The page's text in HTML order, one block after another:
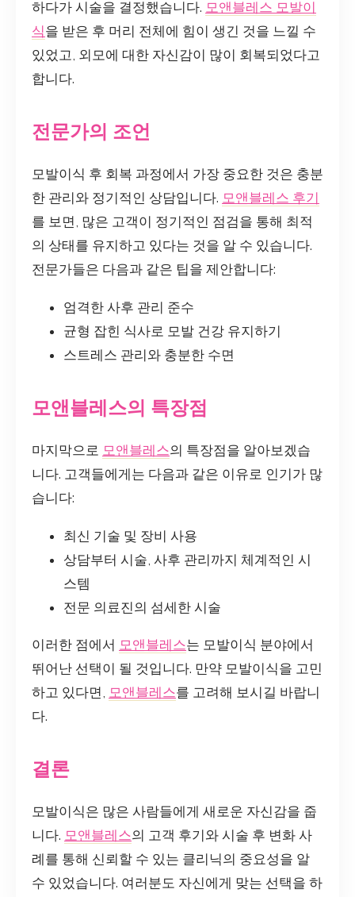
하다가 시술을 결정했습니다. 모앤블레스 모발이
식을 받은 후 머리 전체에 힘이 생긴 것을 느낄 수
있었고, 외모에 대한 자신감이 많이 회복되었다고
합니다.
전문가의 조언
모발이식 후 회복 과정에서 가장 중요한 것은 충분
한 관리와 정기적인 상담입니다. 모앤블레스 후기
를 보면, 많은 고객이 정기적인 점검을 통해 최적
의 상태를 유지하고 있다는 것을 알 수 있습니다.
전문가들은 다음과 같은 팁을 제안합니다:
엄격한 사후 관리 준수
균형 잡힌 식사로 모발 건강 유지하기
스트레스 관리와 충분한 수면
모앤블레스의 특장점
마지막으로 모앤블레스의 특장점을 알아보겠습
니다. 고객들에게는 다음과 같은 이유로 인기가 많
습니다:
최신 기술 및 장비 사용
상담부터 시술, 사후 관리까지 체계적인 시
스템
전문 의료진의 섬세한 시술
이러한 점에서 모앤블레스는 모발이식 분야에서
뛰어난 선택이 될 것입니다. 만약 모발이식을 고민
하고 있다면,
모앤블레스를 고려해 보시길 바랍니
다.
결론
모발이식은 많은 사람들에게 새로운 자신감을 줍
니다. 모앤블레스의 고객 후기와 시술 후 변화 사
례를 통해 신뢰할 수 있는 클리닉의 중요성을 알
수 있었습니다. 여러분도 자신에게 맞는 선택을 하